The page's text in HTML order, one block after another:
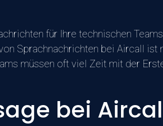
für Ihre technischen
Sprachnachrichten bei Aircall ist
müssen oft viel Zeit mit der
bei